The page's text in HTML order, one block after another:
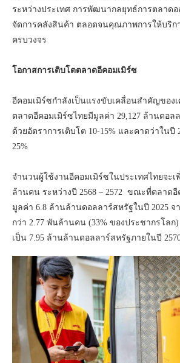
ระหว่างประเทศ การพัฒนากลยุทธ์การตลาด
จัดการคลังสินค้า ตลอดจนคุณภาพการให้บริก
ครบวงจร
โอกาสการเติบโตตลาดอีคอมเมิร์ซ
อีคอมเมิร์ซกำลังเป็นแรงขับเคลื่อนสำคัญของ
ตลาดอีคอมเมิร์ซไทยมีมูลค่า 29,127 ล้านดอล
ด้วยอัตราการเติบโต 10-15% และคาดว่าในปี
25%
จำนวนผู้ใช้งานอีคอมเมิร์ซในประเทศไทยจะเ
ล้านคน ระหว่างปี 2568 – 2572 ขณะที่ตลาด
มูลค่า 6.8 ล้านล้านดอลลาร์สหรัฐในปี 2025
กว่า 2.77 พันล้านคน (33% ของประชากรโลก
เป็น 7.95 ล้านล้านดอลลาร์สหรัฐภายในปี